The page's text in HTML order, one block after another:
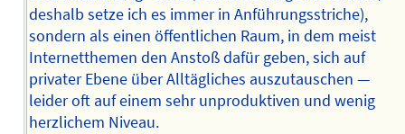
deshalb setze ich es immer in Anführungsstriche),
sondern als einen öffentlichen Raum, in dem meist
Internetthemen den Anstoß dafür geben, sich auf
privater Ebene über Alltägliches auszutauschen —
leider oft auf einem sehr unproduktiven und wenig
herzlichem Niveau.